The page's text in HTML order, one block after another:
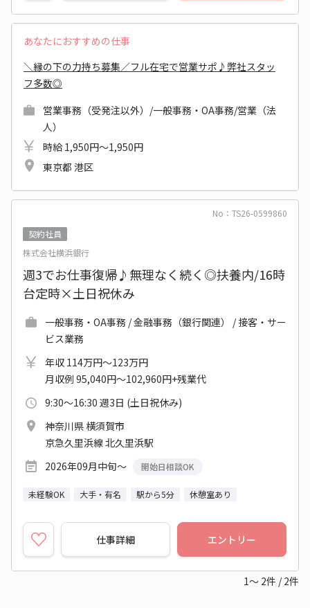
あなたにおすすめの仕事
＼縁の下の力持ち募集／フル在宅で営業サポ♪弊社スタッ
フ多数◎
営業事務（受発注以外）/一般事務・OA事務/営業（法
人）
時給 1,950円～1,950円
東京都 港区
No：TS26-0599860
契約社員
株式会社横浜銀行
週3でお仕事復帰♪無理なく続く◎扶養内/16時
台定時×土日祝休み
一般事務・OA事務 / 金融事務（銀行関連） / 接客・サー
ビス業務
年収 114万円～123万円
月収例 95,040円～102,960円+残業代
9:30～16:30 週3日 (土日祝休み)
神奈川県 横須賀市
京急久里浜線 北久里浜駅
2026年09月中旬～
開始日相談OK
未経験OK 大手・有名 駅から5分 休憩室あり
仕事詳細 エントリー
1～ 2件 / 2件